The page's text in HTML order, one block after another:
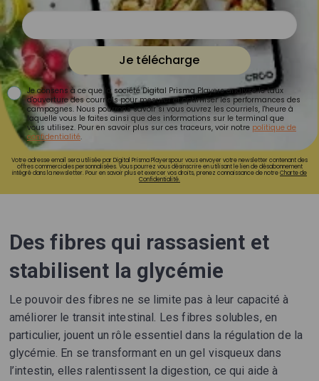
Je télécharge
Je consens à ce que la société Digital Prisma Players analyse le taux
d'ouverture des courriels pour mesurer et optimiser les performances des
campagnes. Nous pourrons savoir si vous ouvrez les courriels, l'heure à
laquelle vous le faites ainsi que des informations sur le terminal que
vous utilisez. Pour en savoir plus sur ces traceurs, voir notre politique de
confidentialité.
Votre adresse email sera utilisée par Digital Prisma Playerspour vous envoyer votre newsletter contenant des
offres commerciales personnalisées. Vous pourrez vous désinscrire en utilisant le lien de désabonnement
intégré dans la newsletter. Pour en savoir plus et exercer vos droits, prenez connaissance de notreCharte de
Confidentialité.
Des fibres qui rassasient et
stabilisent la glycémie
Le pouvoir des fibres ne se limite pas à leur capacité à
améliorer le transit intestinal. Les fibres solubles, en
particulier, jouent un rôle essentiel dans la régulation de la
glycémie. En se transformant en un gel visqueux dans
l’intestin, elles ralentissent la digestion, ce qui aide à